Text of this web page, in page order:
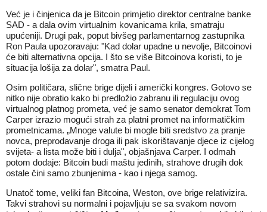
Već je i činjenica da je Bitcoin primjetio direktor centralne banke
SAD - a dala ovim virtualnim kovanicama krila, smatraju
upućeniji. Drugi pak, poput bivšeg parlamentarnog zastupnika
Ron Paula upozoravaju: "Kad dolar upadne u nevolje, Bitcoinovi
će biti alternativna opcija. I što se više Bitcoinova koristi, to je
situacija lošija za dolar", smatra Paul.
Osim političara, slične brige dijeli i američki kongres. Gotovo se
nitko nije obratio kako bi predložio zabranu ili regulaciju ovog
virtualnog platnog prometa, već je samo senator demokrat Tom
Carper izrazio mogući strah za platni promet na informatičkim
prometnicama. „Mnoge valute bi mogle biti sredstvo za pranje
novca, preprodavanje droga ili pak iskorištavanje djece iz cijelog
svijeta- a lista može biti i dulja", objašnjava Carper. I odmah
potom dodaje: Bitcoin budi maštu jedinih, strahove drugih dok
ostale čini samo zbunjenima - kao i njega samog.
Unatoč tome, veliki fan Bitcoina, Weston, ove brige relativizira.
Takvi strahovi su normalni i pojavljuju se sa svakom novom